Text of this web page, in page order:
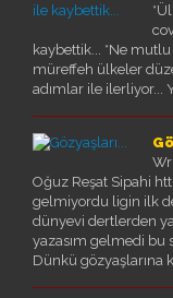
kaybettik... *Ne
müreffeh ülkeler
adımlar ile ilerliyor...
Oğuz Reşat Sipahi
gelmiyordu ligin ilk
dünyevi dertlerden
yazasım gelmedi bu
Dünkü gözyaşlarına